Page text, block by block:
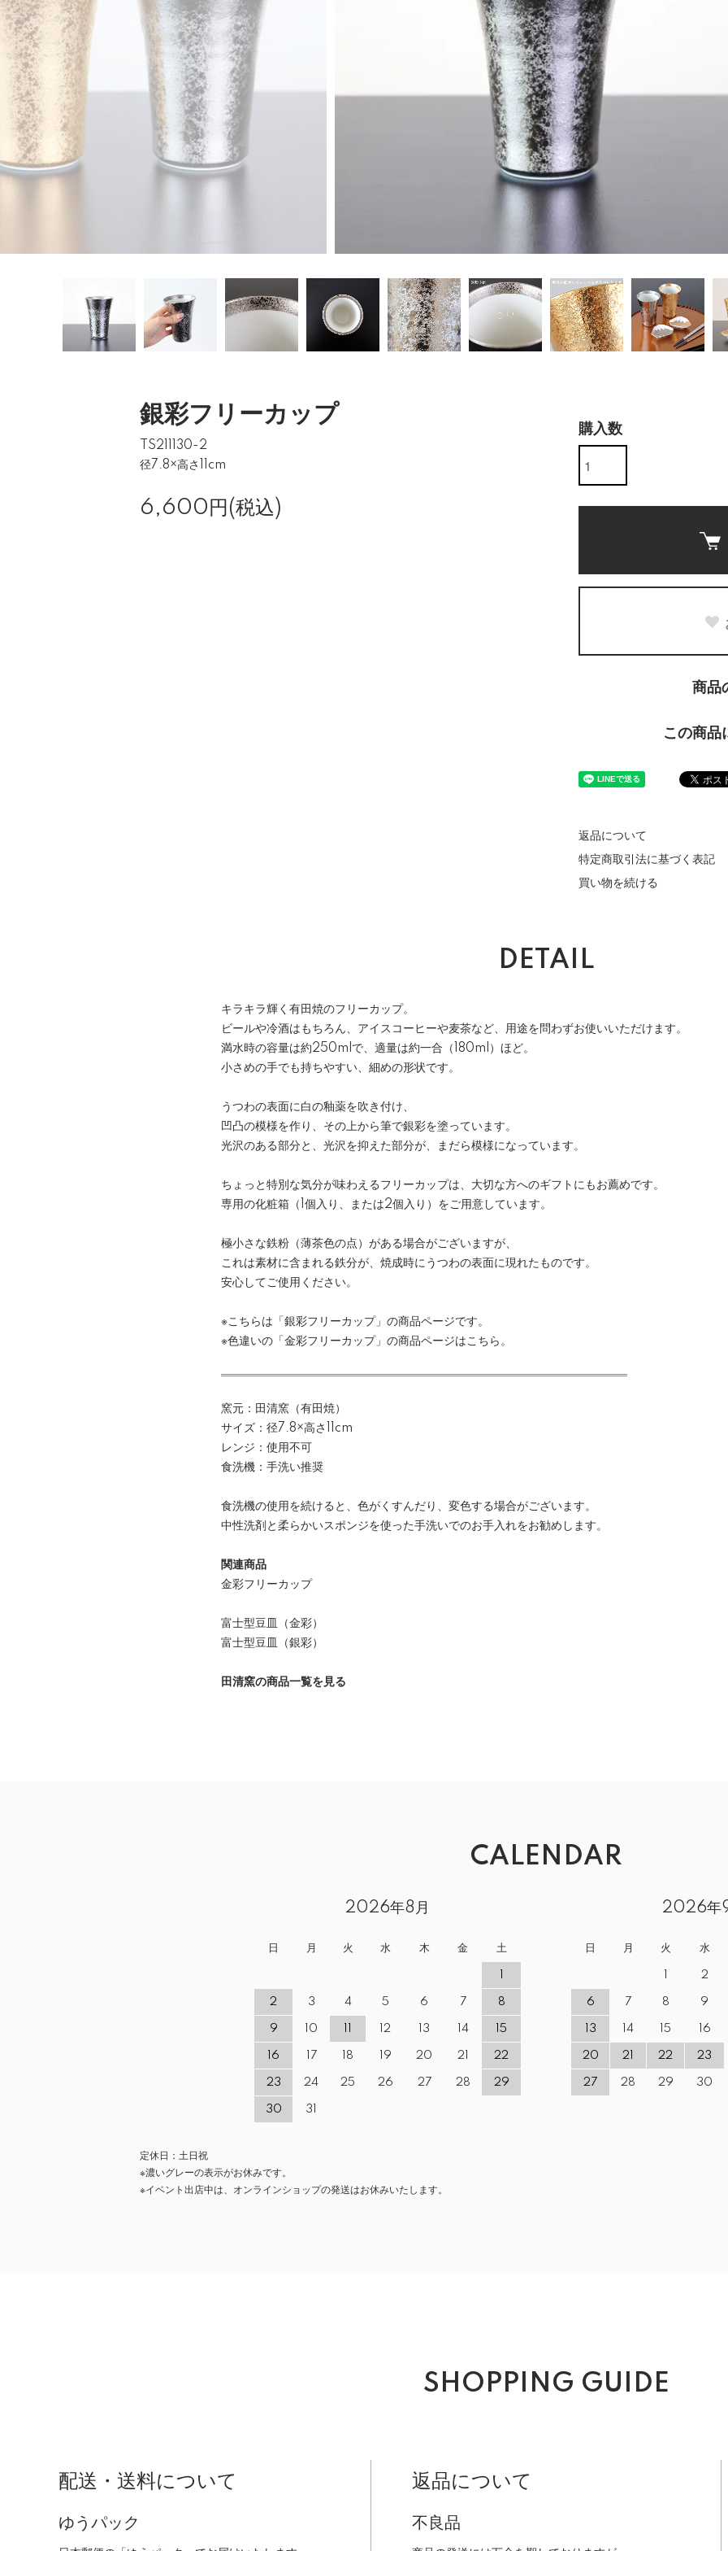
銀彩フリーカップ
TS211130-2
径7.8×高さ11cm
6,600円(税込)
購入数
商品
この商品
返品について
特定商取引法に基づく表記
買い物を続ける
DETAIL
キラキラ輝く有田焼のフリーカップ。
ビールや冷酒はもちろん、アイスコーヒーや麦茶など、用途を問わずお使いいただけます。
満水時の容量は約250mlで、適量は約一合（180ml）ほど。
小さめの手でも持ちやすい、細めの形状です。
うつわの表面に白の釉薬を吹き付け、
凹凸の模様を作り、その上から筆で銀彩を塗っています。
光沢のある部分と、光沢を抑えた部分が、まだら模様になっています。
ちょっと特別な気分が味わえるフリーカップは、大切な方へのギフトにもお薦めです。
専用の化粧箱（1個入り、または2個入り）をご用意しています。
極小さな鉄粉（薄茶色の点）がある場合がございますが、
これは素材に含まれる鉄分が、焼成時にうつわの表面に現れたものです。
安心してご使用ください。
※こちらは「銀彩フリーカップ」の商品ページです。
※色違いの「金彩フリーカップ」の商品ページはこちら。
窯元：田清窯（有田焼）
サイズ：径7.8×高さ11cm
レンジ：使用不可
食洗機：手洗い推奨
食洗機の使用を続けると、色がくすんだり、変色する場合がございます。
中性洗剤と柔らかいスポンジを使った手洗いでのお手入れをお勧めします。
関連商品
金彩フリーカップ
富士型豆皿（金彩）
富士型豆皿（銀彩）
田清窯の商品一覧を見る
CALENDAR
2026年8月
日 月 火 水 木 金 土
2 3 4 5 6 7 8
9 10 12 13 14 15
16 17 18 19 20 21 22
23 24 25 26 27 28 29
30 31
2026年
日 月 火 水
2
6 7 8 9
13 14 15 16
20 21 22 23
27 28 29 30
定休日：土日祝
※濃いグレーの表示がお休みです。
※イベント出店中は、オンラインショップの発送はお休みいたします。
SHOPPING GUIDE
配送・送料について
ゆうパック
返品について
不良品